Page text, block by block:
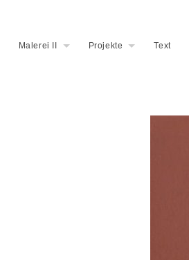
Malerei II Projekte Text